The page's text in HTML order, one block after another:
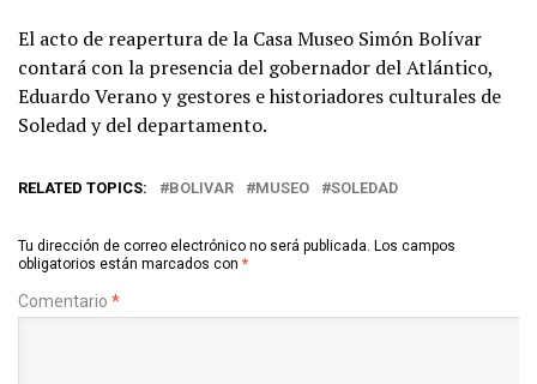
El acto de reapertura de la Casa Museo Simón Bolívar
contará con la presencia del gobernador del Atlántico,
Eduardo Verano y gestores e historiadores culturales de
Soledad y del departamento.
RELATED TOPICS: BOLIVAR MUSEO SOLEDAD
Tu dirección de correo electrónico no será publicada. Los campos
obligatorios están marcados con *
Comentario *